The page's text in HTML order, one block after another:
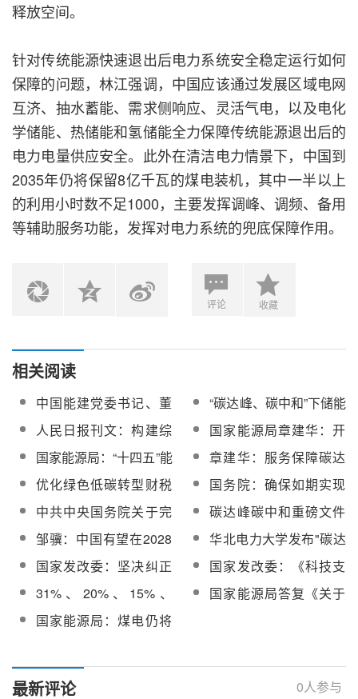
释放空间。
针对传统能源快速退出后电力系统安全稳定运行如何
保障的问题，林江强调，中国应该通过发展区域电网
互济、抽水蓄能、需求侧响应、灵活气电，以及电化
学储能、热储能和氢储能全力保障传统能源退出后的
电力电量供应安全。此外在清洁电力情景下，中国到
2035年仍将保留8亿千瓦的煤电装机，其中一半以上
的利用小时数不足1000，主要发挥调峰、调频、备用
等辅助服务功能，发挥对电力系统的兜底保障作用。
评论 收藏
相关阅读
中国能建党委书记、董
事长宋海良：以碳达
峰、碳中和目标为引
领，推动能源电力领域
绿色低碳发展
“碳达峰、碳中和”下储能
发展路径探讨
人民日报刊文：构建综
合能源系统，打好实现
碳达峰碳中和这场硬仗
国家能源局章建华：开
展能源碳达峰“1+N”政策
体系研究，探索源网荷
储灵活运行和安全共治
国家能源局：“十四五”能
源规划、碳达峰实施方
案已形成送审稿
章建华：服务保障碳达
峰碳中和目标如期实现
优化绿色低碳转型财税
政策，为实现碳达峰碳
中和目标提供重要支撑
国务院：确保如期实现
2030年前碳达峰目标
中共中央国务院关于完
整准确全面贯彻新发展
理念做好碳达峰碳中和
工作的意见
碳达峰碳中和重磅文件
发布：2060年非化石能
源消费比重达80%以上
邹骥：中国有望在2028
年之前，甚至更早实现
碳达峰
华北电力大学发布"碳达
峰、碳中和"行动计划
国家发改委：坚决纠正
与碳达峰碳中和工作初
衷背道而驰的现象
国家发改委：《科技支
撑碳达峰碳中和行动方
案》已编制完成
31%、20%、15%、
10%……煤电深调负荷
越低越好吗？
国家能源局答复《关于
国家能源局：煤电仍将
最新评论 0人参与